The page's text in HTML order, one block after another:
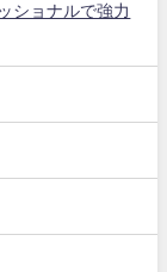
ショナルで強力